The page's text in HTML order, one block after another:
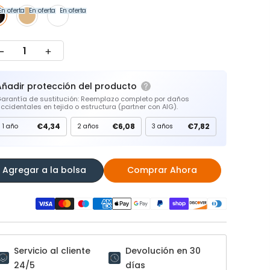
oferta En oferta En oferta
protección del producto
de sustitución: Reemplazo completo por daños
en tejido o estructura (partner con AIG).
1 año €4,34 2 años €6,08 3 años €7,82
Agregar a la bolsa Comprar Ahora
Servicio al cliente
24/5
Devolución en 30
días